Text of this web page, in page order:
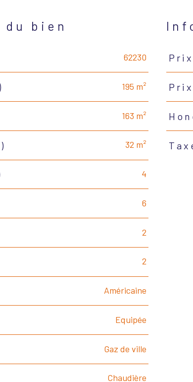
bien
62230
195 m²
163 m²
32 m²
4
6
2
2
Américaine
Equipée
Gaz de ville
Chaudière